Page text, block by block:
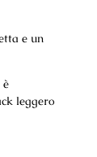
e un
è
leggero